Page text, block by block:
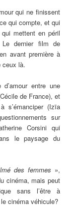
qui ne finissent
qui compte, et qui
mettent en péril
dernier film de
avant première à
ceux là.
entre une
de France), et
s’émanciper (Izïa
sur
Corsini qui
le paysage du
des femmes »,
cinéma, mais peut
sans l’être à
cinéma véhicule?